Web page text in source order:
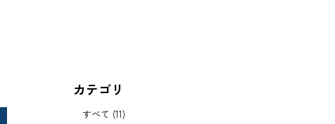
カテゴリ
すべて (11)